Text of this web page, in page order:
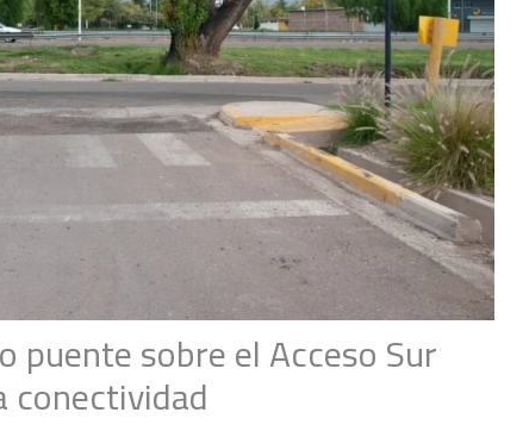
puente sobre el Acceso Sur